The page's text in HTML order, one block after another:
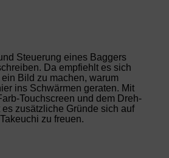
Steuerung eines Baggers
Da empfiehlt es sich
Bild zu machen, warum
ins Schwärmen geraten. Mit
Touchscreen und dem Dreh-
zusätzliche Gründe sich auf
zu freuen.